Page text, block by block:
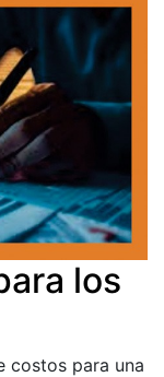
los
costos para una